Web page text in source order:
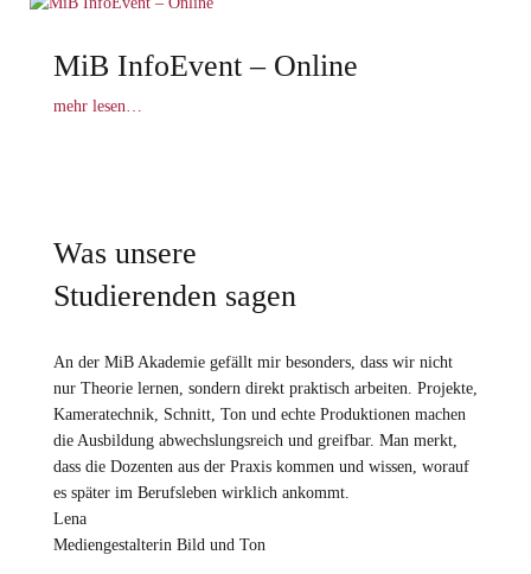
MiB InfoEvent – Online
mehr lesen…
Was unsere
Studierenden sagen
An der MiB Akademie gefällt mir besonders, dass wir nicht
nur Theorie lernen, sondern direkt praktisch arbeiten. Projekte,
Kameratechnik, Schnitt, Ton und echte Produktionen machen
die Ausbildung abwechslungsreich und greifbar. Man merkt,
dass die Dozenten aus der Praxis kommen und wissen, worauf
es später im Berufsleben wirklich ankommt.
Lena
Mediengestalterin Bild und Ton